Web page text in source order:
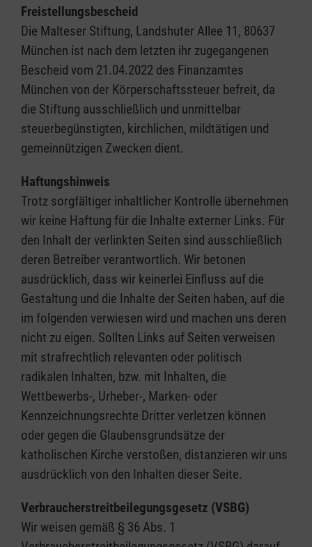
Freistellungsbescheid
Die Malteser Stiftung, Landshuter Allee 11, 80637
München ist nach dem letzten ihr zugegangenen
Bescheid vom 21.04.2022 des Finanzamtes
München von der Körperschaftssteuer befreit, da
die Stiftung ausschließlich und unmittelbar
steuerbegünstigten, kirchlichen, mildtätigen und
gemeinnützigen Zwecken dient.
Haftungshinweis
Trotz sorgfältiger inhaltlicher Kontrolle übernehmen
wir keine Haftung für die Inhalte externer Links. Für
den Inhalt der verlinkten Seiten sind ausschließlich
deren Betreiber verantwortlich. Wir betonen
ausdrücklich, dass wir keinerlei Einfluss auf die
Gestaltung und die Inhalte der Seiten haben, auf die
im folgenden verwiesen wird und machen uns deren
nicht zu eigen. Sollten Links auf Seiten verweisen
mit strafrechtlich relevanten oder politisch
radikalen Inhalten, bzw. mit Inhalten, die
Wettbewerbs-, Urheber-, Marken- oder
Kennzeichnungsrechte Dritter verletzen können
oder gegen die Glaubensgrundsätze der
katholischen Kirche verstoßen, distanzieren wir uns
ausdrücklich von den Inhalten dieser Seite.
Verbraucherstreitbeilegungsgesetz (VSBG)
Wir weisen gemäß § 36 Abs. 1